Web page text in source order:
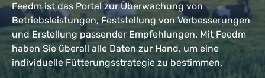
Feedm ist das Portal zur Überwachung von
Betriebsleistungen, Feststellung von Verbesserungen
und Erstellung passender Empfehlungen. Mit Feedm
haben Sie überall alle Daten zur Hand, um eine
individuelle Fütterungsstrategie zu bestimmen.